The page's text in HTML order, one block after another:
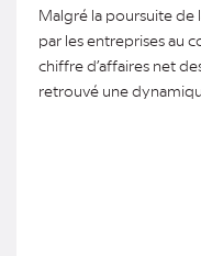
Malgré la poursuite de
par les entreprises au
chiffre d’affaires net
retrouvé une